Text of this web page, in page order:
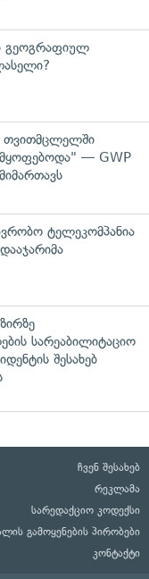
გეოგრაფიულ
თვითმცლელში
— GWP
ტელეკომპანია
სარეაბილიტაციო
შესახებ
ჩვენ შესახებ
რეკლამა
სარედაქციო კოდექსი
გამოყენების პირობები
კონტაქტი